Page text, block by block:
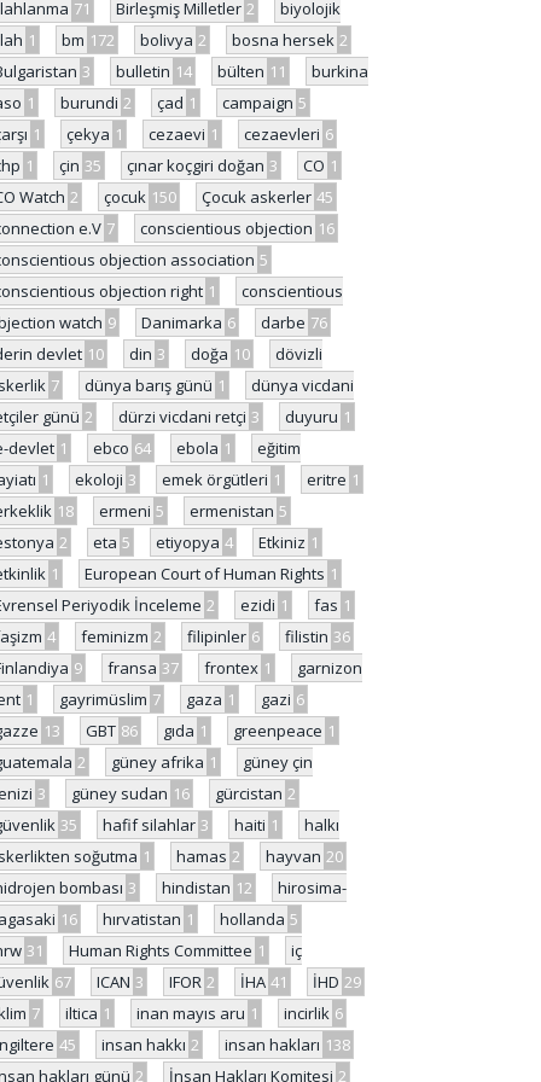
71 Birleşmiş Milletler 2
biyolojik
1 bm 172 bolivya 2 bosna hersek 2
3 bulletin 14 bülten 11
burkina
1 burundi 2 çad 1 campaign 5
1 çekya 1 cezaevi 1 cezaevleri 6
1 çin 35 çınar koçgiri doğan 3 CO 1
Watch 2 çocuk 150 Çocuk askerler 45
e.V 7 conscientious objection 16
objection association 5
objection right 1
conscientious
watch 9 Danimarka 6 darbe 76
devlet 10 din 3 doğa 10
dövizli
7 dünya barış günü 1
dünya vicdani
günü 2 dürzi vicdani retçi 3 duyuru 1
devlet 1 ebco 64 ebola 1
eğitim
1 ekoloji 3 emek örgütleri 1 eritre 1
18 ermeni 5 ermenistan 5
2 eta 5 etiyopya 4 Etkiniz 1
1 European Court of Human Rights 1
Periyodik İnceleme 2 ezidi 1 fas 1
4 feminizm 2 filipinler 6 filistin 36
9 fransa 37 frontex 1
garnizon
1 gayrimüslim 7 gaza 1 gazi 6
13 GBT 86 gıda 1 greenpeace 1
2 güney afrika 1
güney çin
3 güney sudan 16 gürcistan 2
35 hafif silahlar 3 haiti 1
halkı
soğutma 1 hamas 2 hayvan 20
bombası 3 hindistan 12
hirosima-
16 hırvatistan 1 hollanda 5
31 Human Rights Committee 1
iç
67 ICAN 3 IFOR 2 İHA 41 İHD 29
7 iltica 1 inan mayıs aru 1 incirlik 6
45 insan hakkı 2 insan hakları 138
hakları günü 2 İnsan Hakları Komitesi 2